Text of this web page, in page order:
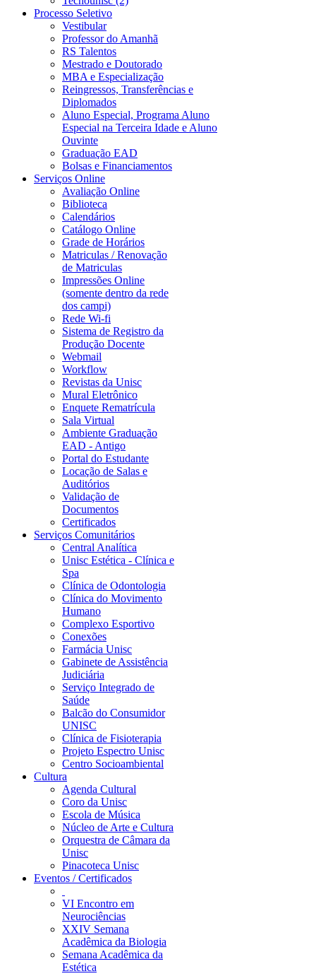
Processo Seletivo
Vestibular
Professor do Amanhã
RS Talentos
Mestrado e Doutorado
MBA e Especialização
Reingressos, Transferências e
Diplomados
Aluno Especial, Programa Aluno
Especial na Terceira Idade e Aluno
Ouvinte
Graduação EAD
Bolsas e Financiamentos
Serviços Online
Avaliação Online
Biblioteca
Calendários
Catálogo Online
Grade de Horários
Matriculas / Renovação
de Matriculas
Impressões Online
(somente dentro da rede
dos campi)
Rede Wi-fi
Sistema de Registro da
Produção Docente
Webmail
Workflow
Revistas da Unisc
Mural Eletrônico
Enquete Rematrícula
Sala Virtual
Ambiente Graduação
EAD - Antigo
Portal do Estudante
Locação de Salas e
Auditórios
Validação de
Documentos
Certificados
Serviços Comunitários
Central Analítica
Unisc Estética - Clínica e
Spa
Clínica de Odontologia
Clínica do Movimento
Humano
Complexo Esportivo
Conexões
Farmácia Unisc
Gabinete de Assistência
Judiciária
Serviço Integrado de
Saúde
Balcão do Consumidor
UNISC
Clínica de Fisioterapia
Projeto Espectro Unisc
Centro Socioambiental
Cultura
Agenda Cultural
Coro da Unisc
Escola de Música
Núcleo de Arte e Cultura
Orquestra de Câmara da
Unisc
Pinacoteca Unisc
Eventos / Certificados
VI Encontro em
Neurociências
XXIV Semana
Acadêmica da Biologia
Semana Acadêmica da
Estética